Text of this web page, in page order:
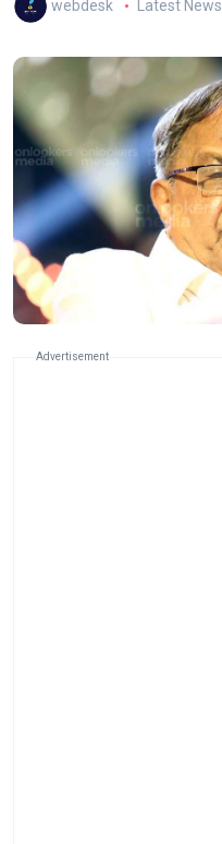
webdesk Latest News
Advertisement